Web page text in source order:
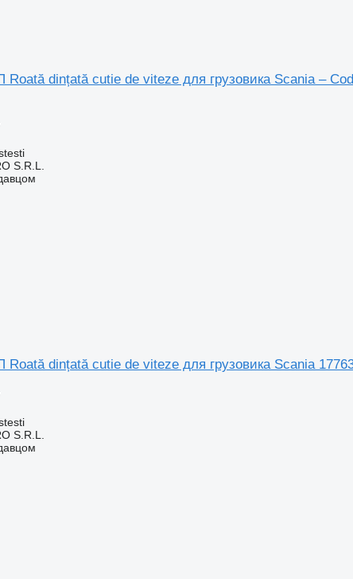
dințată cutie de viteze для грузовика Scania –
S.R.L.
dințată cutie de viteze для грузовика Scania
S.R.L.